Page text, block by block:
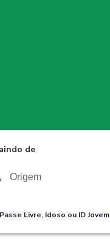
de
Passe Livre, Idoso ou ID Jovem